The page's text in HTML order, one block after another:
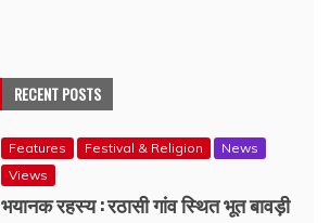
RECENT POSTS
Features Festival & Religion
News
Views
भयानक रहस्य : रठासी गांव स्थित भूत बावड़ी